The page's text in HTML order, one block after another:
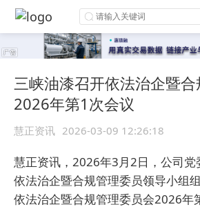
三峡油漆召开依法治企暨
2026年第1次会议
慧正资讯 2026-03-09 12:26:18
慧正资讯，2026年3月2日，公司党
依法治企暨合规管理委员领导小组
依法治企暨合规管理委员会2026年